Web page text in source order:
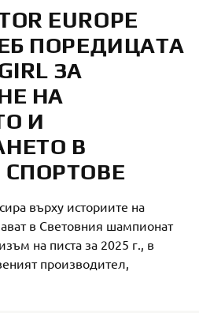
EUROPE
ПОРЕДИЦАТА
ЗА
НА
И
В
върху историите на
в Световния шампионат
на писта за 2025 г., в
производител,